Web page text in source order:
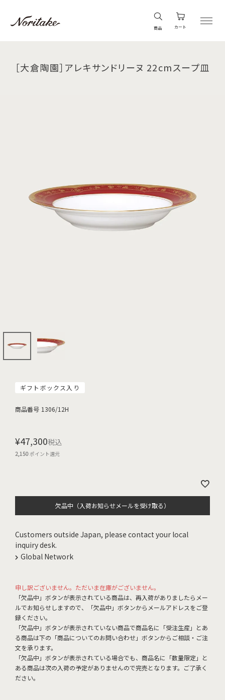
商品 カート
［大倉陶園］アレキサンドリーヌ 22cmスープ皿
ギフトボックス入り
商品番号 1306/12H
¥47,300税込
2,150ポイント還元
欠品中（入荷お知らせメールを受け取る）
Customers outside Japan, please contact your local
inquiry desk.
Global Network
申し訳ございません。ただいま在庫がございません。
「欠品中」ボタンが表示されている商品は、再入荷がありましたらメー
ルでお知らせしますので、「欠品中」ボタンからメールアドレスをご登
録ください。
「欠品中」ボタンが表示されていない商品で商品名に「受注生産」とあ
る商品は下の「商品についてのお問い合わせ」ボタンからご相談・ご注
文を承ります。
「欠品中」ボタンが表示されている場合でも、商品名に「数量限定」と
ある商品は次の入荷の予定がありませんので完売となります。ご了承く
ださい。